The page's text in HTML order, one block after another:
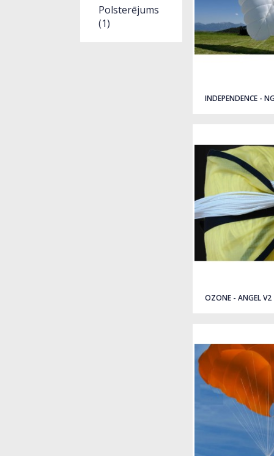
Polsterējums
(1)
INDEPENDENCE -
OZONE - ANGEL V2